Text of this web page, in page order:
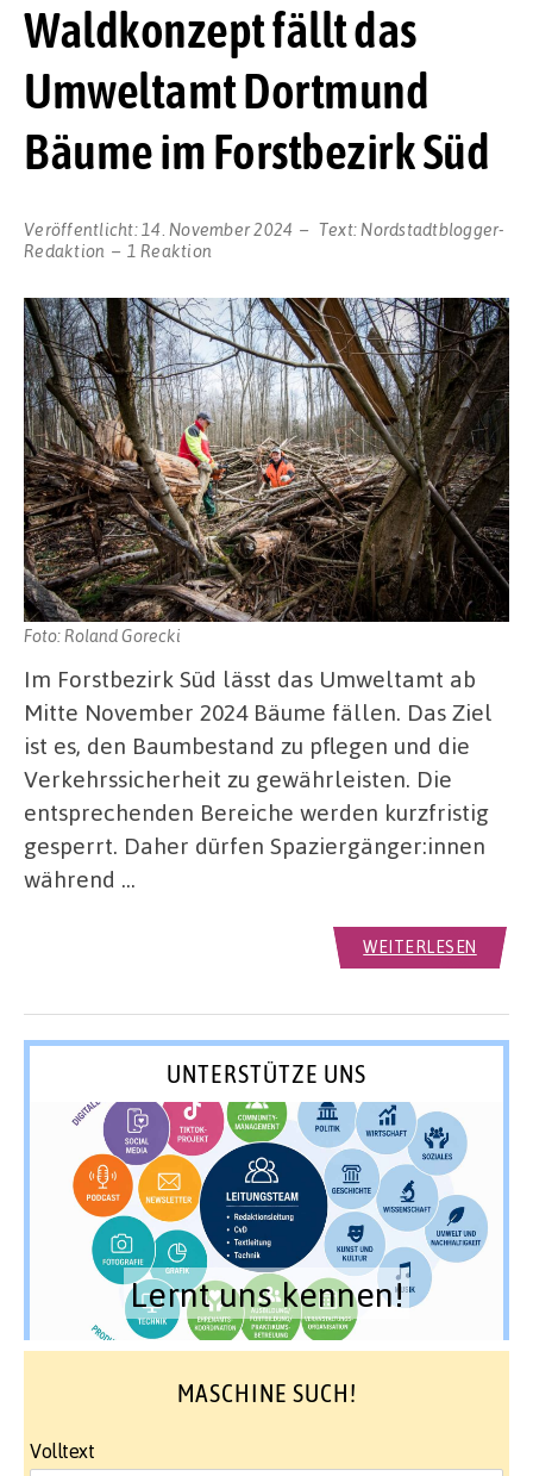
Waldkonzept fällt das
Umweltamt Dortmund
Bäume im Forstbezirk Süd
Veröffentlicht: 14. November 2024 Text: Nordstadtblogger-
Redaktion
1 Reaktion
Foto: Roland Gorecki
Im Forstbezirk Süd lässt das Umweltamt ab
Mitte November 2024 Bäume fällen. Das Ziel
ist es, den Baumbestand zu pflegen und die
Verkehrssicherheit zu gewährleisten. Die
entsprechenden Bereiche werden kurzfristig
gesperrt. Daher dürfen Spaziergänger:innen
während …
WEITERLESEN
UNTERSTÜTZE UNS
Lernt uns kennen!
MASCHINE SUCH!
Volltext